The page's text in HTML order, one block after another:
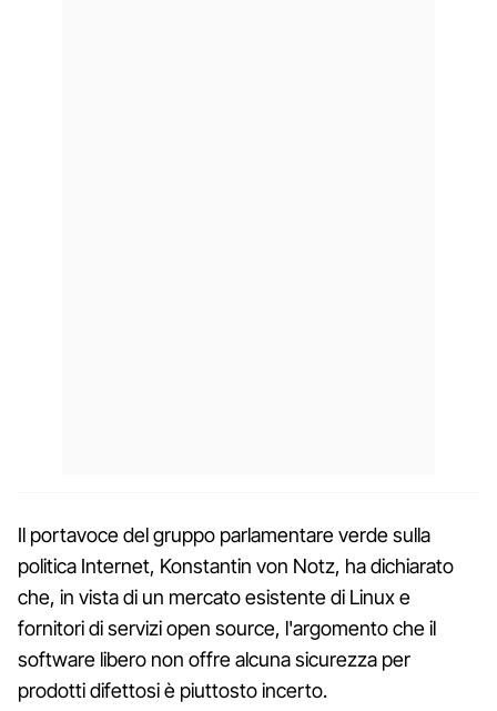
Il portavoce del gruppo parlamentare verde sulla
politica Internet, Konstantin von Notz, ha dichiarato
che, in vista di un mercato esistente di Linux e
fornitori di servizi open source, l'argomento che il
software libero non offre alcuna sicurezza per
prodotti difettosi è piuttosto incerto.